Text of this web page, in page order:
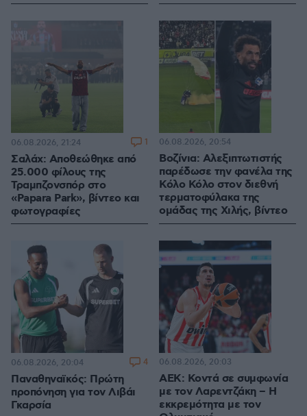
Σαλάχ: Αποθεώθηκε από
25.000 φίλους της
Τραμπζονσπόρ στο
«Papara Park», βίντεο και
φωτογραφίες
06.08.2026, 21:24 1
Βοζίνια: Αλεξιπτωτιστής
παρέδωσε την φανέλα της
Κόλο Κόλο στον διεθνή
τερματοφύλακα της
ομάδας της Χιλής, βίντεο
06.08.2026, 20:54
Παναθηναϊκός: Πρώτη
προπόνηση για τον Λιβάι
Γκαρσία
06.08.2026, 20:04 4
ΑΕΚ: Κοντά σε συμφωνία
με τον Λαρεντζάκη – Η
εκκρεμότητα με τον
06.08.2026, 20:03